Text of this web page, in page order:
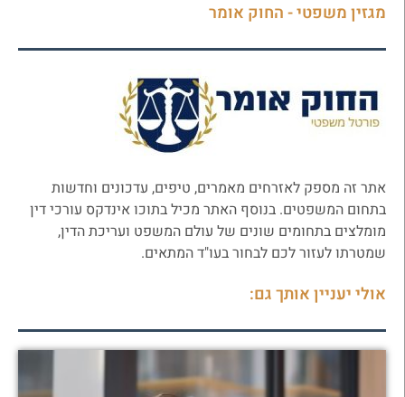
מגזין משפטי - החוק אומר
אתר זה מספק לאזרחים מאמרים, טיפים, עדכונים וחדשות
בתחום המשפטים. בנוסף האתר מכיל בתוכו אינדקס עורכי דין
מומלצים בתחומים שונים של עולם המשפט ועריכת הדין,
שמטרתו לעזור לכם לבחור בעו"ד המתאים.
אולי יעניין אותך גם: